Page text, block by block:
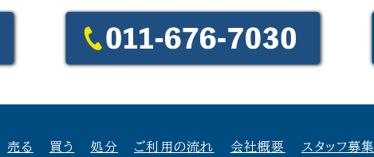
売る 買う 処分 ご利用の流れ 会社概要 スタッフ募集